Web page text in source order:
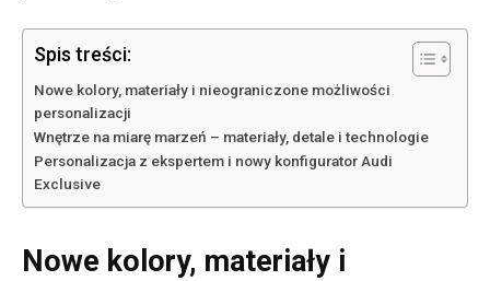
Spis treści:
Nowe kolory, materiały i nieograniczone możliwości
personalizacji
Wnętrze na miarę marzeń – materiały, detale i technologie
Personalizacja z ekspertem i nowy konfigurator Audi
Exclusive
Nowe kolory, materiały i